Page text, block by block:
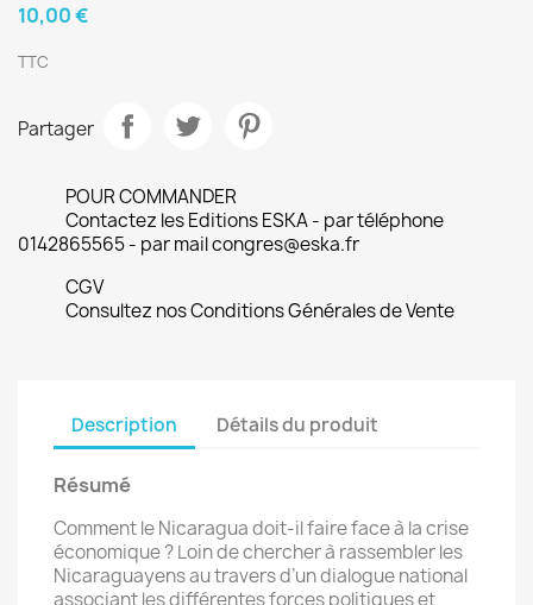
10,00 €
TTC
Partager
POUR COMMANDER
Contactez les Editions ESKA - par téléphone
0142865565 - par mail congres@eska.fr
CGV
Consultez nos Conditions Générales de Vente
Description Détails du produit
Résumé
Comment le Nicaragua doit-il faire face à la crise
économique ? Loin de chercher à rassembler les
Nicaraguayens au travers d’un dialogue national
associant les différentes forces politiques et